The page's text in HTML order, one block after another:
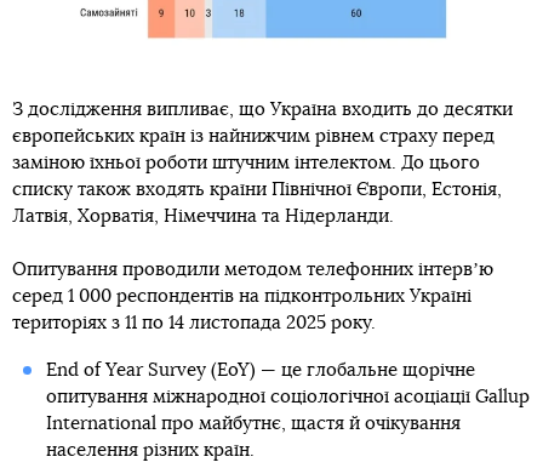
З дослідження випливає, що Україна входить до десятки
європейських країн із найнижчим рівнем страху перед
заміною їхньої роботи штучним інтелектом. До цього
списку також входять країни Північної Європи, Естонія,
Латвія, Хорватія, Німеччина та Нідерланди.
Опитування проводили методом телефонних інтервʼю
серед 1 000 респондентів на підконтрольних Україні
територіях з 11 по 14 листопада 2025 року.
End of Year Survey (EoY) — це глобальне щорічне
опитування міжнародної соціологічної асоціації Gallup
International про майбутнє, щастя й очікування
населення різних країн.